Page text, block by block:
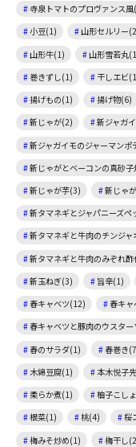
寺泉トマトのプロヴァンス
小豆(1)
山形セルリー
山形牛(1)
山形雪若丸
巻きずし(1)
干しエビ
揚げもの(1)
揚げ物(6)
新じゃが(2)
新ジャガ
新ジャガイモのジャーマンポ
新じゃがとベーコンの真砂
新じゃが芋(3)
新じゃ
新タマネギとジャパニーズ
新タマネギと牛肉のチンジャ
新タマネギと牛肉のみぞれ
新玉ねぎ(3)
旨辛(1)
春キャベツ(12)
春キ
春キャベツと豚肉のウスタ
春のサラダ(1)
春巻き
木綿豆腐(1)
本木悦子
柔らか煮(1)
柚子こし
根菜(1)
桃(4) 桜
梅みそ炒め(1)
梅干し